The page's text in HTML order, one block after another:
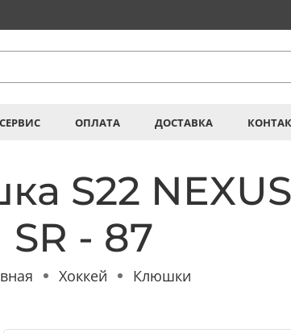
СЕРВИС ОПЛАТА ДОСТАВКА
S22 NEXUS
SR - 87
Хоккей Клюшки